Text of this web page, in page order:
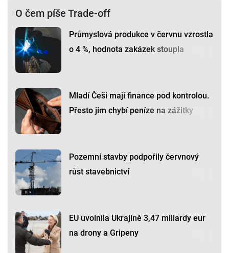
O čem píše Trade-off
Průmyslová produkce v červnu vzrostla
o 4 %, hodnota zakázek stoupla
Mladí Češi mají finance pod kontrolou.
Přesto jim chybí peníze na zážitky
Pozemní stavby podpořily červnový
růst stavebnictví
EU uvolnila Ukrajině 3,47 miliardy eur
na drony a Gripeny